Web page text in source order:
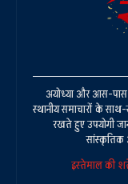
अयोध्या और आस-पास
स्थानीय समाचारों के
रखते हुए उपयोगी
सांस्कृतिक
इस्तेमाल की